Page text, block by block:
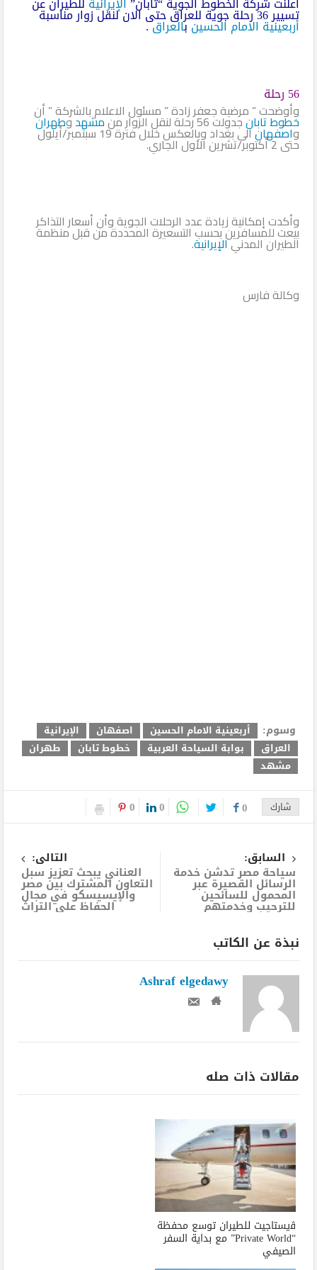
تسيير 36 رحلة جوية للعراق حتى الان لنقل زوار مناسبة
أربعينية الامام الحسينبالعراق.
56 رحلة
وأوضحت ” مرضية جعفر زادة ” مسئول الاعلام بالشركة ” أن
خطوط تابانجدولت 56 رحلة لنقل الزوار من مشهدوطهران
واصفهان الى بغداد وبالعكس خلال فترة 19 سبتمبر/أيلول
حتى 2 أكتوبر/تشرين الأول الجاري.
وأكدت إمكانية زيادة عدد الرحلات الجوية وأن أسعار التذاكر
بيعت للمسافرين بحسب التسعيرة المحددة من قبل منظمة
الطيران المدنيالإيرانية.
وكالة فارس
وسوم: أربعينية الامام الحسين اصفهان
الإيرانية
العراق
بوابة السياحة العربية خطوط تابان
طهران
مشهد
شارك 0
0
0
السابق:
سياحة مصر تدشن خدمة
الرسائل القصيرة عبر
المحمول للسائحين
للترحيب وخدمتهم
التالى:
العناني يبحث تعزيز سبل
التعاون المشترك بين مصر
والإيسيسكو في مجال
الحفاظ على التراث
نبذة عن الكاتب
Ashraf elgedawy
مقالات ذات صله
ﭬيستاجيت للطيران توسع محفظة
“Private World” مع بداية السفر
الصيفي